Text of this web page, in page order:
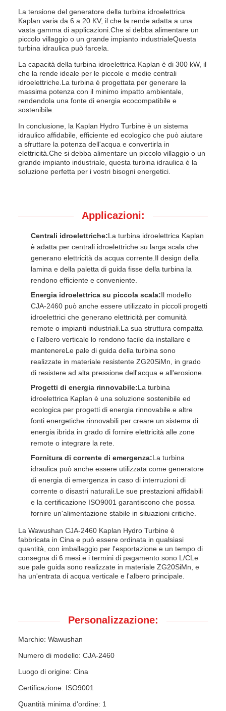
La tensione del generatore della turbina idroelettrica
Kaplan varia da 6 a 20 KV, il che la rende adatta a una
vasta gamma di applicazioni.Che si debba alimentare un
piccolo villaggio o un grande impianto industrialeQuesta
turbina idraulica può farcela.
La capacità della turbina idroelettrica Kaplan è di 300 kW, il
che la rende ideale per le piccole e medie centrali
idroelettriche.La turbina è progettata per generare la
massima potenza con il minimo impatto ambientale,
rendendola una fonte di energia ecocompatibile e
sostenibile.
In conclusione, la Kaplan Hydro Turbine è un sistema
idraulico affidabile, efficiente ed ecologico che può aiutare
a sfruttare la potenza dell'acqua e convertirla in
elettricità.Che si debba alimentare un piccolo villaggio o un
grande impianto industriale, questa turbina idraulica è la
soluzione perfetta per i vostri bisogni energetici.
Applicazioni:
Centrali idroelettriche:La turbina idroelettrica Kaplan
è adatta per centrali idroelettriche su larga scala che
generano elettricità da acqua corrente.Il design della
lamina e della paletta di guida fisse della turbina la
rendono efficiente e conveniente.
Energia idroelettrica su piccola scala:Il modello
CJA-2460 può anche essere utilizzato in piccoli progetti
idroelettrici che generano elettricità per comunità
remote o impianti industriali.La sua struttura compatta
e l'albero verticale lo rendono facile da installare e
mantenereLe pale di guida della turbina sono
realizzate in materiale resistente ZG20SiMn, in grado
di resistere ad alta pressione dell'acqua e all'erosione.
Progetti di energia rinnovabile:La turbina
idroelettrica Kaplan è una soluzione sostenibile ed
ecologica per progetti di energia rinnovabile.e altre
fonti energetiche rinnovabili per creare un sistema di
energia ibrida in grado di fornire elettricità alle zone
remote o integrare la rete.
Fornitura di corrente di emergenza:La turbina
idraulica può anche essere utilizzata come generatore
di energia di emergenza in caso di interruzioni di
corrente o disastri naturali.Le sue prestazioni affidabili
e la certificazione ISO9001 garantiscono che possa
fornire un'alimentazione stabile in situazioni critiche.
La Wawushan CJA-2460 Kaplan Hydro Turbine è
fabbricata in Cina e può essere ordinata in qualsiasi
quantità, con imballaggio per l'esportazione e un tempo di
consegna di 6 mesi.e i termini di pagamento sono L/CLe
sue pale guida sono realizzate in materiale ZG20SiMn, e
ha un'entrata di acqua verticale e l'albero principale.
Personalizzazione:
Marchio: Wawushan
Numero di modello: CJA-2460
Luogo di origine: Cina
Certificazione: ISO9001
Quantità minima d'ordine: 1